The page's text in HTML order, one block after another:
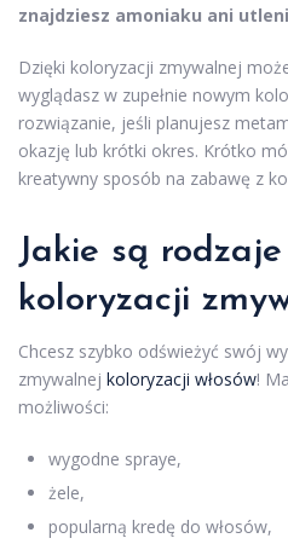
znajdziesz amoniaku ani
Dzięki koloryzacji zmywalnej
wyglądasz w zupełnie nowym
rozwiązanie, jeśli planujesz
okazję lub krótki okres. Krótko
kreatywny sposób na zabawę z
Jakie są
koloryzacji
Chcesz szybko odświeżyć swój
zmywalnej koloryzacji włosów!
możliwości:
wygodne spraye,
żele,
popularną kredę do włosów,